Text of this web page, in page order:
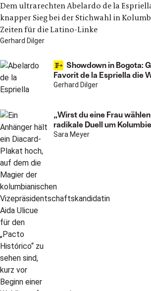
Dem ultrarechten Abelardo de la
knapper Sieg bei der Stichwahl in
Zeiten für die Latino-Linke
Gerhard Dilger
Showdown in Bogota:
Favorit de la Espriella die
Gerhard Dilger
„Wirst du eine Frau
radikale Duell um
Sara Meyer